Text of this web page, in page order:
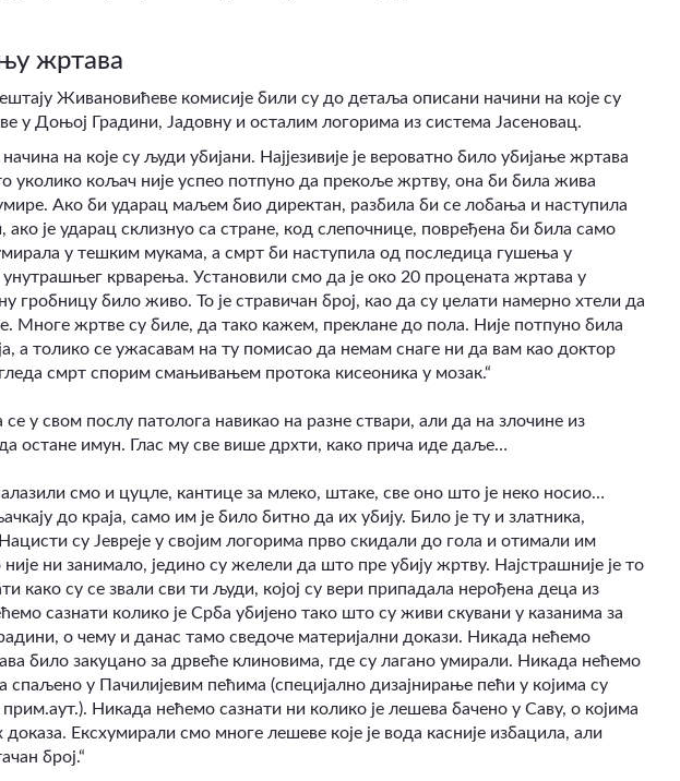
жртава
Живановићеве комисије били су до детаља описани начини на које су
у Доњој Градини, Јадовну и осталим логорима из система Јасеновац.
на које су људи убијани. Најјезивије је вероватно било убијање жртава
уколико кољач није успео потпуно да прекоље жртву, она би била жива
Ако би ударац маљем био директан, разбила би се лобања и наступила
је ударац склизнуо са стране, код слепочнице, повређена би била само
у тешким мукама, а смрт би наступила од последица гушења у
унутрашњег крварења. Установили смо да је око 20 процената жртава у
гробницу било живо. То је стравичан број, као да су џелати намерно хтели да
Многе жртве су биле, да тако кажем, преклане до пола. Није потпуно била
а толико се ужасавам на ту помисао да немам снаге ни да вам као доктор
смрт спорим смањивањем протока кисеоника у мозак.“
у свом послу патолога навикао на разне ствари, али да на злочине из
остане имун. Глас му све више дрхти, како прича иде даље…
смо и цуцле, кантице за млеко, штаке, све оно што је неко носио…
до краја, само им је било битно да их убију. Било је ту и златника,
су Јевреје у својим логорима прво скидали до гола и отимали им
ни занимало, једино су желели да што пре убију жртву. Најстрашније је то
како су се звали сви ти људи, којој су вери припадала нерођена деца из
сазнати колико је Срба убијено тако што су живи скувани у казанима за
о чему и данас тамо сведоче материјални докази. Никада нећемо
било закуцано за дрвеће клиновима, где су лагано умирали. Никада нећемо
спаљено у Пачилијевим пећима (специјално дизајнирање пећи у којима су
Никада нећемо сазнати ни колико је лешева бачено у Саву, о којима
доказа. Ексхумирали смо многе лешеве које је вода касније избацила, али
број.“